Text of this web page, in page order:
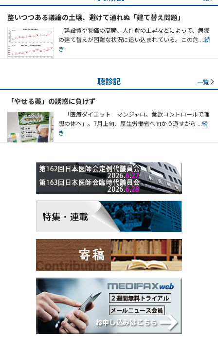
整いつつある議論の土壌、避けて通れぬ「建て替え問題」
建設費や物価の高騰、人件費の上昇などによって、病院
の建て替えが困難な状況に追い込まれている。この危 ...続
き
聴診記 一覧
「やせる薬」の誘惑に負けず
「医療ダイエット マンジャロ。食欲コントロールで理
想の体へ」。7月上旬、厚生労働省へ向かう道すがら ...続
き